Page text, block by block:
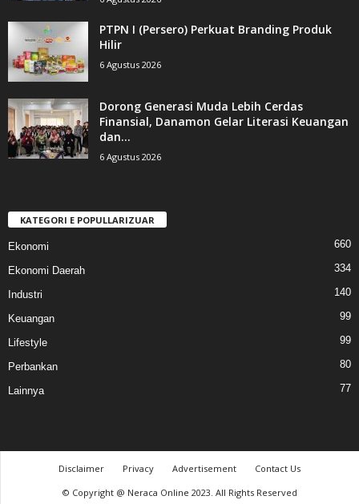
PTPN I (Persero) Perkuat Branding Produk
Hilir
6 Agustus 2026
Dorong Generasi Muda Lebih Cerdas
Finansial, Danamon Gelar Literasi Keuangan
dan...
6 Agustus 2026
KATEGORI E POPULLARIZUAR
Ekonomi 660
Ekonomi Daerah 334
Industri 140
Keuangan 99
Lifestyle 99
Perbankan 80
Lainnya 77
Disclaimer Privacy Advertisement
Contact Us
© Copyright @ Neraca Online 2023. All Rights Reserved